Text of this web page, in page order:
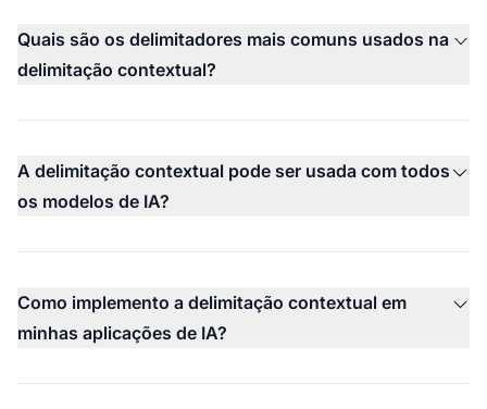
Quais são os delimitadores mais comuns usados na
delimitação contextual?
A delimitação contextual pode ser usada com todos
os modelos de IA?
Como implemento a delimitação contextual em
minhas aplicações de IA?